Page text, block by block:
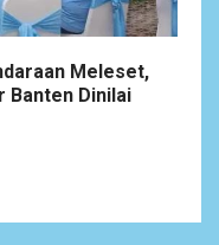
Meleset,
Banten Dinilai